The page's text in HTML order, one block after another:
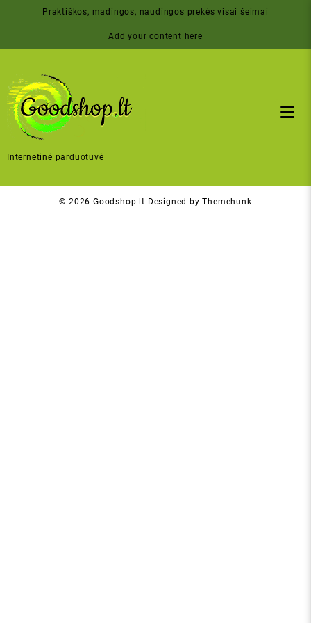
Praktiškos, madingos, naudingos prekės visai šeimai
Add your content here
Internetinė parduotuvė
© 2026Goodshop.lt Designed by Themehunk